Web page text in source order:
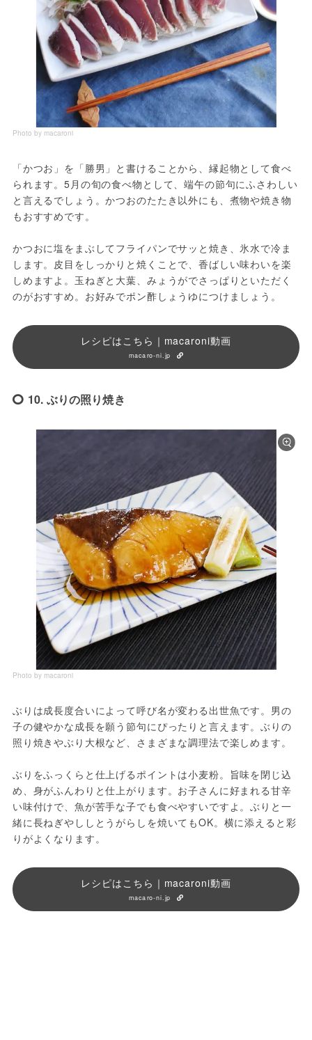
Photo by macaroni
「かつお」を「勝男」と書けることから、縁起物として食べ
られます。5月の旬の食べ物として、端午の節句にふさわしい
と言えるでしょう。かつおのたたき以外にも、煮物や焼き物
もおすすめです。
かつおに塩をまぶしてフライパンでサッと焼き、氷水で冷ま
します。皮目をしっかりと焼くことで、香ばしい味わいを楽
しめますよ。玉ねぎと大葉、みょうがでさっぱりといただく
のがおすすめ。お好みでポン酢しょうゆにつけましょう。
レシピはこちら｜macaroni動画
macaro-ni.jp
10. ぶりの照り焼き
Photo by macaroni
ぶりは成長度合いによって呼び名が変わる出世魚です。男の
子の健やかな成長を願う節句にぴったりと言えます。ぶりの
照り焼きやぶり大根など、さまざまな調理法で楽しめます。
ぶりをふっくらと仕上げるポイントは小麦粉。旨味を閉じ込
め、身がふんわりと仕上がります。お子さんに好まれる甘辛
い味付けで、魚が苦手な子でも食べやすいですよ。ぶりと一
緒に長ねぎやししとうがらしを焼いてもOK。横に添えると彩
りがよくなります。
レシピはこちら｜macaroni動画
macaro-ni.jp